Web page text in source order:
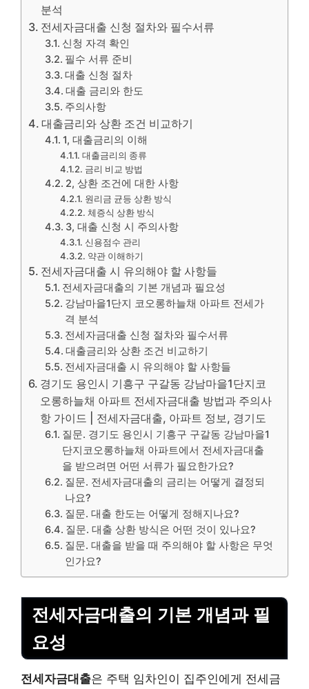
분석
전세자금대출 신청 절차와 필수서류
신청 자격 확인
필수 서류 준비
대출 신청 절차
대출 금리와 한도
주의사항
대출금리와 상환 조건 비교하기
1, 대출금리의 이해
대출금리의 종류
금리 비교 방법
2, 상환 조건에 대한 사항
원리금 균등 상환 방식
체증식 상환 방식
3, 대출 신청 시 주의사항
신용점수 관리
약관 이해하기
전세자금대출 시 유의해야 할 사항들
전세자금대출의 기본 개념과 필요성
강남마을1단지 코오롱하늘채 아파트 전세가
격 분석
전세자금대출 신청 절차와 필수서류
대출금리와 상환 조건 비교하기
전세자금대출 시 유의해야 할 사항들
경기도 용인시 기흥구 구갈동 강남마을1단지코
오롱하늘채 아파트 전세자금대출 방법과 주의사
항 가이드 | 전세자금대출, 아파트 정보, 경기도
질문. 경기도 용인시 기흥구 구갈동 강남마을1
단지코오롱하늘채 아파트에서 전세자금대출
을 받으려면 어떤 서류가 필요한가요?
질문. 전세자금대출의 금리는 어떻게 결정되
나요?
질문. 대출 한도는 어떻게 정해지나요?
질문. 대출 상환 방식은 어떤 것이 있나요?
질문. 대출을 받을 때 주의해야 할 사항은 무엇
인가요?
전세자금대출의 기본 개념과 필
요성
전세자금대출은 주택 임차인이 집주인에게 전세금